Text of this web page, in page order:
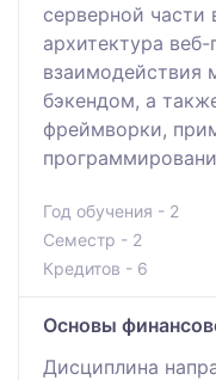
серверной части
архитектура
взаимодействия
бэкендом, а
фреймворки,
Год обучения - 2
Семестр - 2
Кредитов - 6
Основы
Дисциплина